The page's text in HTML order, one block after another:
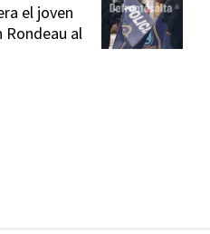
el joven
Rondeau al